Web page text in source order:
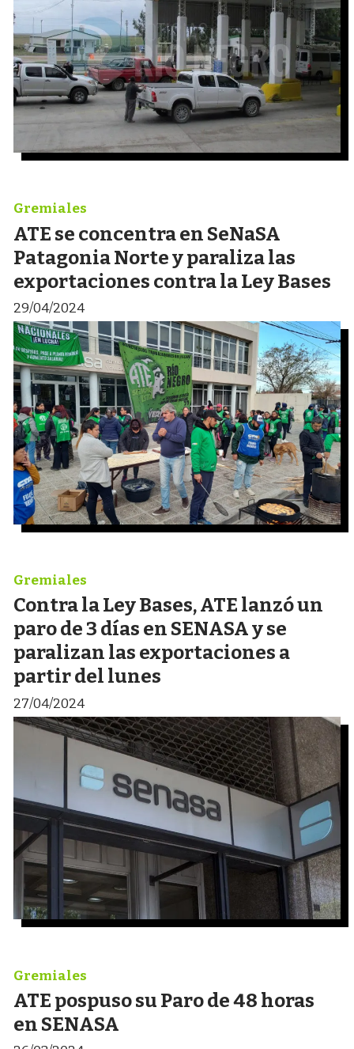
ATE se concentra en SeNaSA
Patagonia Norte y paraliza las
exportaciones contra la Ley Bases
Gremiales
29/04/2024
Contra la Ley Bases, ATE lanzó un
paro de 3 días en SENASA y se
paralizan las exportaciones a
partir del lunes
Gremiales
27/04/2024
ATE pospuso su Paro de 48 horas
en SENASA
Gremiales